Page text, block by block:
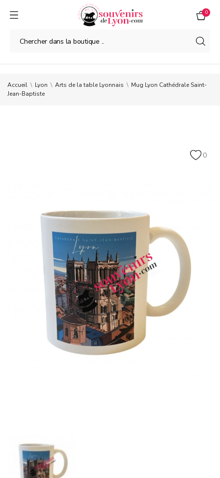
0
Accueil Lyon Arts de la table Lyonnais
Mug Lyon Cathédrale Saint-
Jean-Baptiste
0